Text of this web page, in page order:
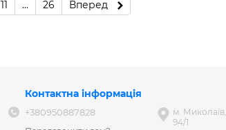
11 ... 26 Вперед
Контактна інформація
+380950887828
м.
94/1